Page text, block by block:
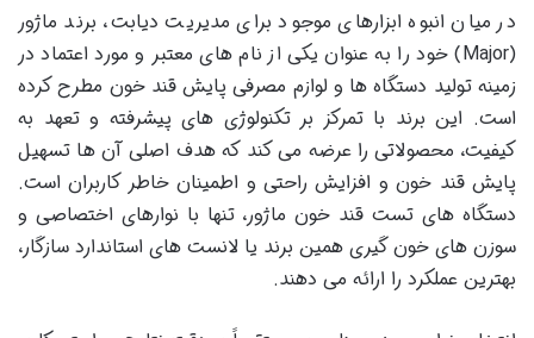
در میان انبوه ابزارهای موجود برای مدیریت دیابت، برند ماژور
(Major) خود را به عنوان یکی از نام های معتبر و مورد اعتماد در
زمینه تولید دستگاه ها و لوازم مصرفی پایش قند خون مطرح کرده
است. این برند با تمرکز بر تکنولوژی های پیشرفته و تعهد به
کیفیت، محصولاتی را عرضه می کند که هدف اصلی آن ها تسهیل
پایش قند خون و افزایش راحتی و اطمینان خاطر کاربران است.
دستگاه های تست قند خون ماژور، تنها با نوارهای اختصاصی و
سوزن های خون گیری همین برند یا لانست های استاندارد سازگار،
بهترین عملکرد را ارائه می دهند.